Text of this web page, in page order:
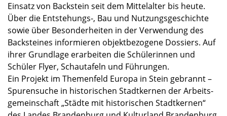
Einsatz von Backstein seit dem Mittel­al­ter bis heute.
Über die Entstehungs-, Bau und Nutzungs­ge­schichte
sowie über Beson­der­hei­ten in der Verwen­dung des
Backstei­nes infor­mie­ren objekt­be­zo­gene Dossiers. Auf
ihrer Grund­lage erarbei­ten die Schüle­rin­nen und
Schüler Flyer, Schau­ta­feln und Führun­gen.
Ein Projekt im Themen­feld Europa in Stein gebrannt –
Spuren­su­che in histo­ri­schen Stadt­ker­nen der Arbeits­
ge­mein­schaft „Städte mit histo­ri­schen Stadt­ker­nen“